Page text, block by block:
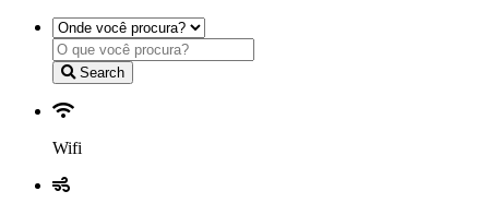
Search
Wifi